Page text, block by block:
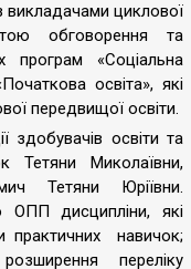
викладачами циклової
обговорення та
програм «Соціальна
освіта», які
передвищої освіти.
здобувачів освіти та
Тетяни Миколаївни,
Тетяни Юріївни.
ОПП дисципліни, які
практичних навичок;
переліку